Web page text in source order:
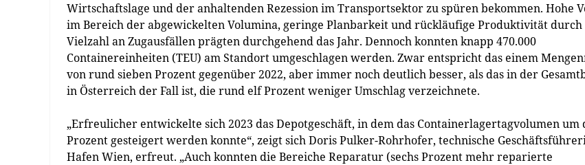
Wirtschaftslage und der anhaltenden Rezession im Transportsektor zu spüren bekommen. Hohe
im Bereich der abgewickelten Volumina, geringe Planbarkeit und rückläufige Produktivität durch
Vielzahl an Zugausfällen prägten durchgehend das Jahr. Dennoch konnten knapp 470.000
Containereinheiten (TEU) am Standort umgeschlagen werden. Zwar entspricht das einem
von rund sieben Prozent gegenüber 2022, aber immer noch deutlich besser, als das in der
in Österreich der Fall ist, die rund elf Prozent weniger Umschlag verzeichnete.
„Erfreulicher entwickelte sich 2023 das Depotgeschäft, in dem das Containerlagertagvolumen um
Prozent gesteigert werden konnte“, zeigt sich Doris Pulker-Rohrhofer, technische
Hafen Wien, erfreut. „Auch konnten die Bereiche Reparatur (sechs Prozent mehr reparierte